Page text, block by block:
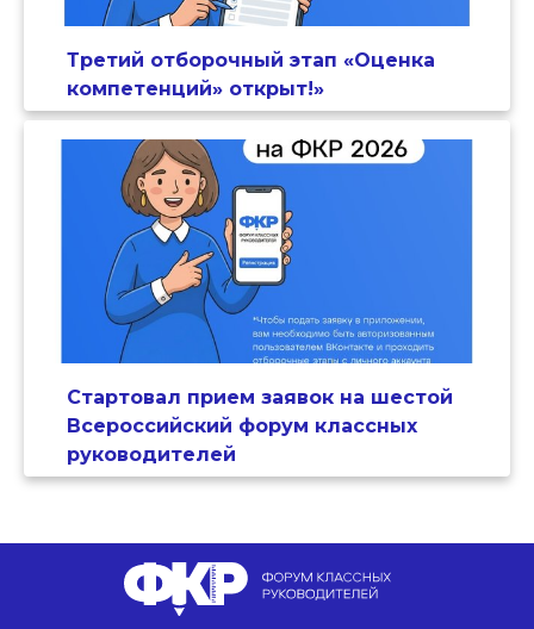
Третий отборочный этап «Оценка
компетенций» открыт!»
Стартовал прием заявок на шестой
Всероссийский форум классных
руководителей